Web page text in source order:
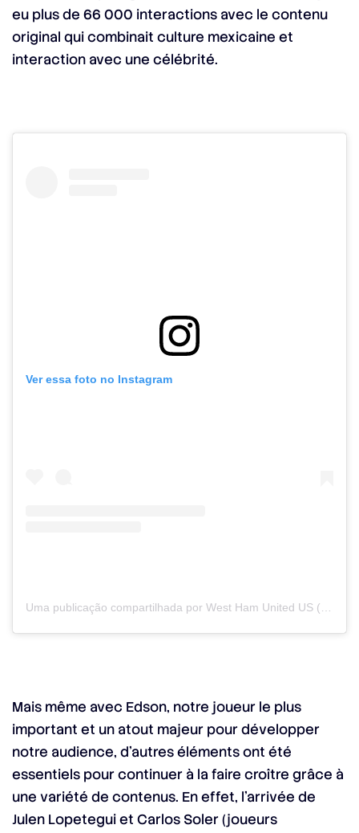
eu plus de 66 000 interactions avec le contenu
original qui combinait culture mexicaine et
interaction avec une célébrité.
Ver essa foto no Instagram
Mais même avec Edson, notre joueur le plus
important et un atout majeur pour développer
notre audience, d’autres éléments ont été
essentiels pour continuer à la faire croître grâce à
une variété de contenus. En effet, l’arrivée de
Julen Lopetegui et Carlos Soler (joueurs